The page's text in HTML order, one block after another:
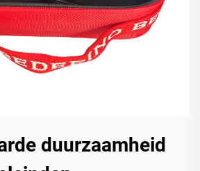
duurzaamheid